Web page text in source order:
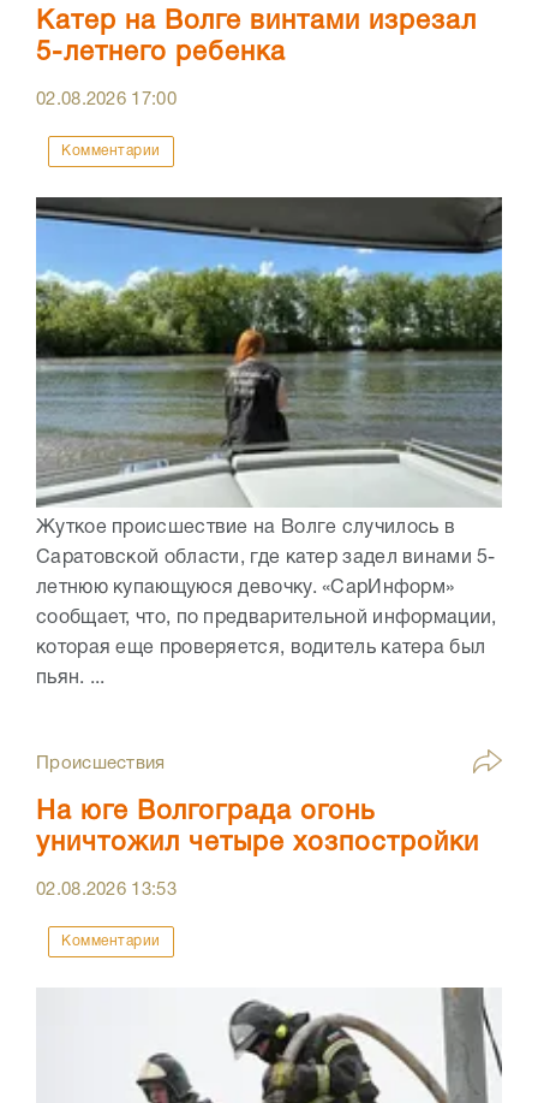
Катер на Волге винтами изрезал
5-летнего ребенка
02.08.2026 17:00
Комментарии
Жуткое происшествие на Волге случилось в
Саратовской области, где катер задел винами 5-
летнюю купающуюся девочку. «СарИнформ»
сообщает, что, по предварительной информации,
которая еще проверяется, водитель катера был
пьян. ...
Происшествия
На юге Волгограда огонь
уничтожил четыре хозпостройки
02.08.2026 13:53
Комментарии